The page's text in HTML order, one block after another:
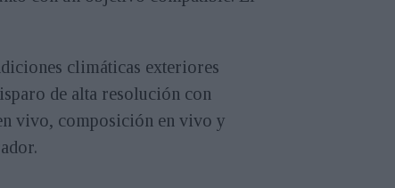
climáticas exteriores
de alta resolución con
vivo, composición en vivo y